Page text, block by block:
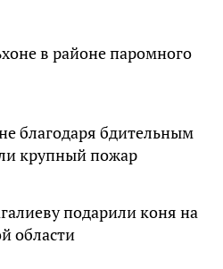
в районе паромного
благодаря бдительным
крупный пожар
подарили коня на
области